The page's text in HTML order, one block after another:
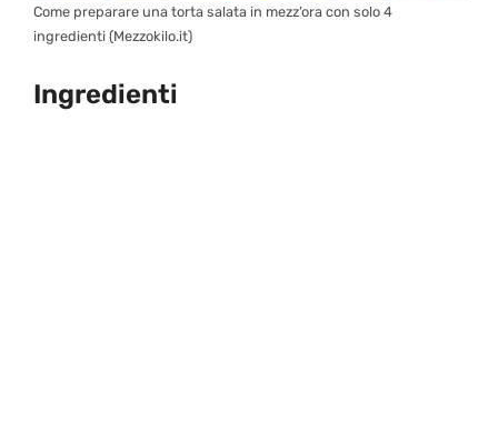
Come preparare una torta salata in mezz’ora con solo 4
ingredienti (Mezzokilo.it)
Ingredienti